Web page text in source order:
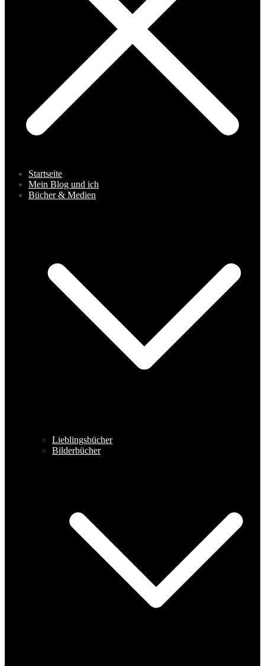
Startseite
Mein Blog und ich
Bücher & Medien
Lieblingsbücher
Bilderbücher